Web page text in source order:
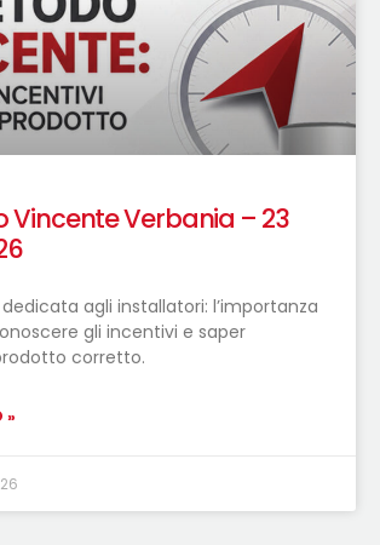
Vincente Verbania – 23
agli installatori: l’importanza
gli incentivi e saper
corretto.
»